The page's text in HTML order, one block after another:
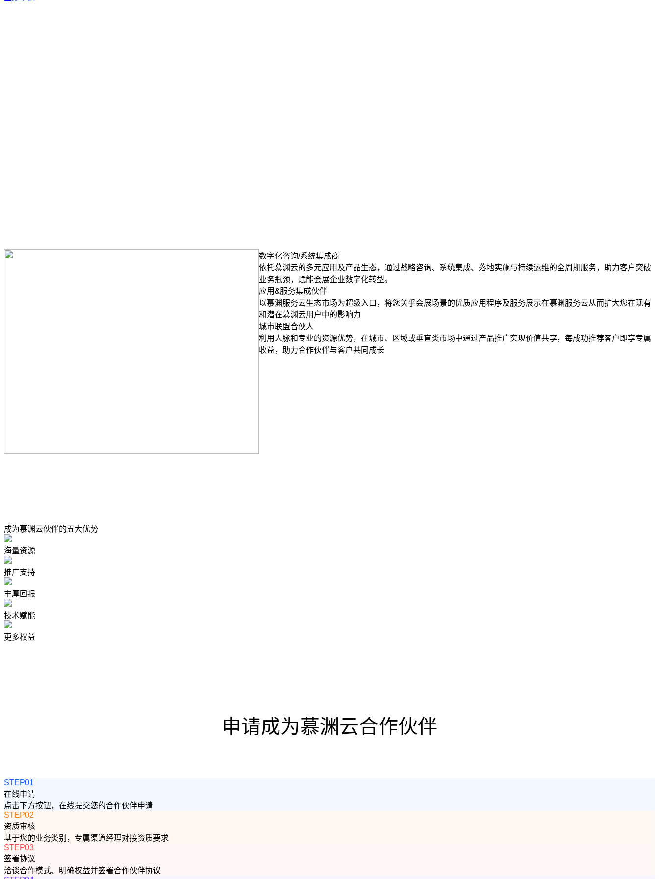
数字化咨询/系统集成商
依托慕渊云的多元应用及产品生态，通过战略咨询、系统集成、落地实施与持续运维的全周期服务，助力客户突破
业务瓶颈，赋能会展企业数字化转型。
应用&服务集成伙伴
以慕渊服务云生态市场为超级入口，将您关乎会展场景的优质应用程序及服务展示在慕渊服务云从而扩大您在现有
和潜在慕渊云用户中的影响力
城市联盟合伙人
利用人脉和专业的资源优势，在城市、区域或垂直类市场中通过产品推广实现价值共享，每成功推荐客户即享专属
收益，助力合作伙伴与客户共同成长
成为慕渊云伙伴的五大优势
海量资源
推广支持
丰厚回报
技术赋能
更多权益
申请成为慕渊云合作伙伴
STEP01
在线申请
点击下方按钮，在线提交您的合作伙伴申请
STEP02
资质审核
基于您的业务类别，专属渠道经理对接资质要求
STEP03
签署协议
洽谈合作模式、明确权益并签署合作伙伴协议